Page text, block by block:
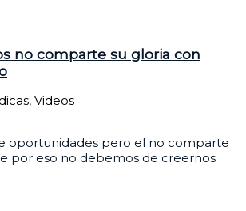
no comparte su gloria con
, Videos
oportunidades pero el no comparte
por eso no debemos de creernos